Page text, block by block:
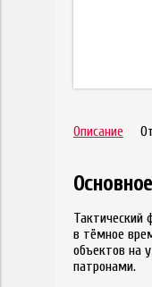
Описание
Тактический
в тёмное
объектов на
патронами.